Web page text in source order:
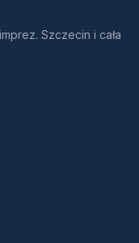
Szczecin i cała